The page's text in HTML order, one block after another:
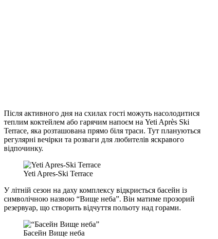
Після активного дня на схилах гості можуть насолодитися
теплим коктейлем або гарячим напоєм на Yeti Après Ski
Terrace, яка розташована прямо біля траси. Тут плануються
регулярні вечірки та розваги для любителів яскравого
відпочинку.
Yeti Apres-Ski Terrace
У літній сезон на даху комплексу відкриється басейн із
символічною назвою “Вище неба”. Він матиме прозорий
резервуар, що створить відчуття польоту над горами.
Басейн Вище неба